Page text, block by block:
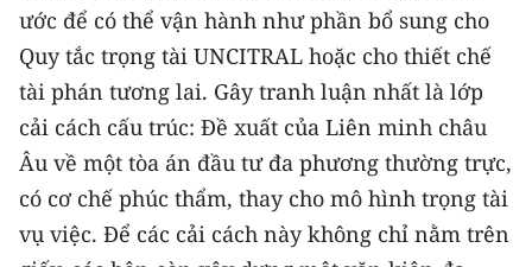
한국어
ước để có thể vận hành như phần bổ sung cho
Quy tắc trọng tài UNCITRAL hoặc cho thiết chế
tài phán tương lai. Gây tranh luận nhất là lớp
cải cách cấu trúc: Đề xuất của Liên minh châu
Âu về một tòa án đầu tư đa phương thường trực,
có cơ chế phúc thẩm, thay cho mô hình trọng tài
vụ việc. Để các cải cách này không chỉ nằm trên